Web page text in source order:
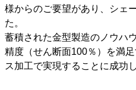
様からのご要望があり、シェ
た。
蓄積された金型製造のノウハ
精度（せん断面100％）を満
ス加工で実現することに成功